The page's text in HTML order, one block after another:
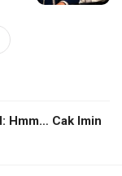
Hmm… Cak Imin